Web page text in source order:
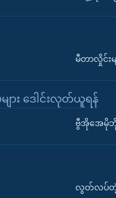
မီတာလှိုင်းမ
း ဒေါင်းလုတ်ယူရန်
ဗွီအိုအေမိုဘို
လွတ်လပ်တဲ့